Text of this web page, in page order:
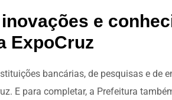
e
ExpoCruz
bancárias, de pesquisas e de
E para completar, a Prefeitura